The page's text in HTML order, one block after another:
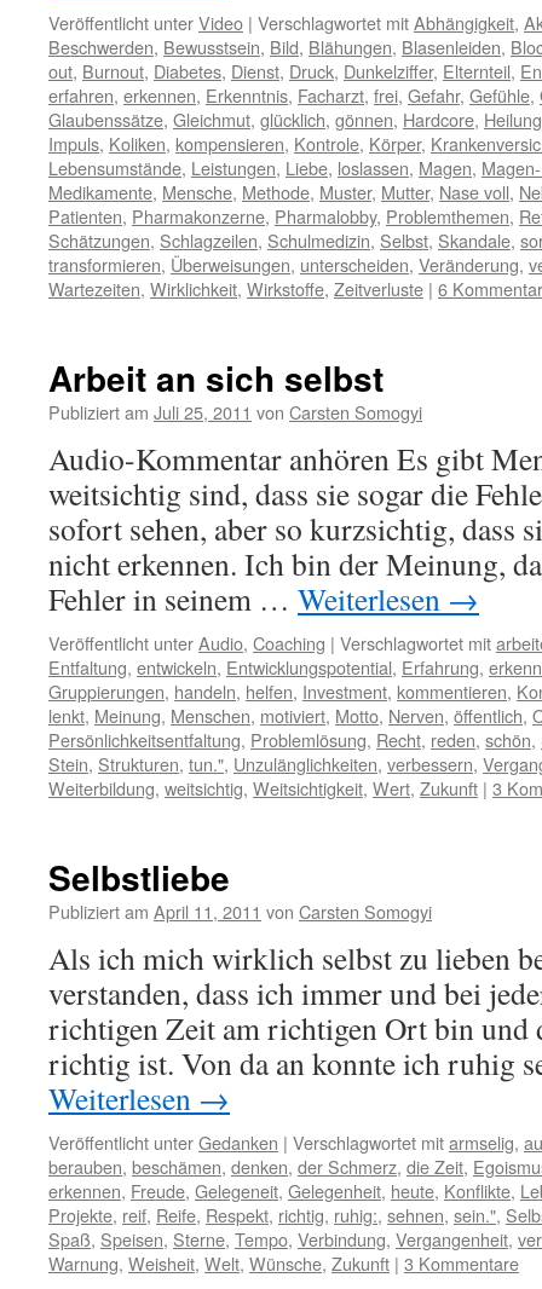
Veröffentlicht unterVideo | Verschlagwortet mitAbhängigkeit,
Beschwerden, Bewusstsein, Bild, Blähungen, Blasenleiden,
out, Burnout, Diabetes, Dienst, Druck, Dunkelziffer, Elternteil,
erfahren, erkennen, Erkenntnis, Facharzt, frei, Gefahr, Gefühle,
Glaubenssätze, Gleichmut, glücklich, gönnen, Hardcore, Heilung
Impuls, Koliken, kompensieren, Kontrole, Körper,
Lebensumstände, Leistungen, Liebe, loslassen, Magen,
Medikamente, Mensche, Methode, Muster, Mutter, Nase voll,
Patienten, Pharmakonzerne, Pharmalobby, Problemthemen,
Schätzungen, Schlagzeilen, Schulmedizin, Selbst, Skandale,
transformieren, Überweisungen, unterscheiden, Veränderung,
Wartezeiten, Wirklichkeit, Wirkstoffe, Zeitverluste | 6
Arbeit an sich selbst
Publiziert am Juli 25, 2011 von Carsten Somogyi
Audio-Kommentar anhören Es gibt
weitsichtig sind, dass sie sogar die
sofort sehen, aber so kurzsichtig, dass
nicht erkennen. Ich bin der Meinung,
Fehler in seinem … Weiterlesen →
Veröffentlicht unterAudio, Coaching | Verschlagwortet mit
Entfaltung, entwickeln, Entwicklungspotential, Erfahrung,
Gruppierungen, handeln, helfen, Investment, kommentieren,
lenkt, Meinung, Menschen, motiviert, Motto, Nerven, öffentlich,
Persönlichkeitsentfaltung, Problemlösung, Recht, reden, schön,
Stein, Strukturen, tun.", Unzulänglichkeiten, verbessern,
Weiterbildung, weitsichtig, Weitsichtigkeit, Wert, Zukunft | 3
Selbstliebe
Publiziert am April 11, 2011 von Carsten Somogyi
Als ich mich wirklich selbst zu lieben
verstanden, dass ich immer und bei
richtigen Zeit am richtigen Ort bin und
richtig ist. Von da an konnte ich ruhig
Weiterlesen →
Veröffentlicht unterGedanken | Verschlagwortet mitarmselig,
berauben, beschämen, denken, der Schmerz, die Zeit,
erkennen, Freude, Gelegeneit, Gelegenheit, heute, Konflikte,
Projekte, reif, Reife, Respekt, richtig, ruhig:, sehnen, sein.",
Spaß, Speisen, Sterne, Tempo, Verbindung, Vergangenheit,
Warnung, Weisheit, Welt, Wünsche, Zukunft | 3 Kommentare